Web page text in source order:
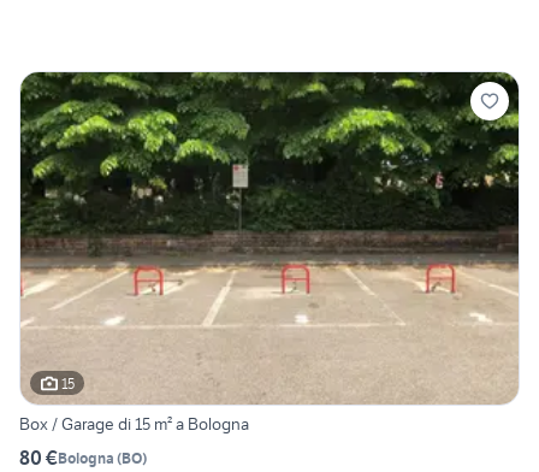
15
Box / Garage di 15 m² a Bologna
80 €Bologna (BO)